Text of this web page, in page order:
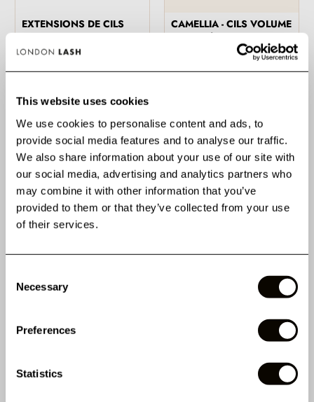
This website uses cookies
We use cookies to personalise content and ads, to
provide social media features and to analyse our traffic.
We also share information about your use of our site with
our social media, advertising and analytics partners who
may combine it with other information that you’ve
provided to them or that they’ve collected from your use
of their services.
Selection
Necessary
Preferences
Statistics
EXTENSIONS DE CILS
COURBURE C - BOÎTE
D'ÉCHANTILLON
CAMELLIA - CILS VOLUME
1 Avis
CAMELLIA - CILS VOLUME